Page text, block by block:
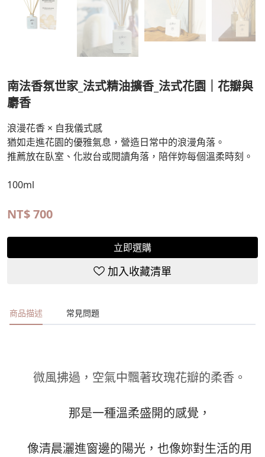
南法香氛世家_法式精油擴香_法式花園｜花瓣與
麝香
浪漫花香 × 自我儀式感
猶如走進花園的優雅氣息，營造日常中的浪漫角落。
推薦放在臥室、化妝台或閱讀角落，陪伴妳每個溫柔時刻。
100ml
NT$700
立即選購
加入收藏清單
商品描述 常見問題
微風拂過，空氣中飄著玫瑰花瓣的柔香。
那是一種溫柔盛開的感覺，
像清晨灑進窗邊的陽光，也像妳對生活的用